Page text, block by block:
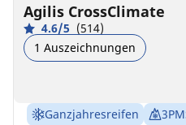
Agilis CrossClimate
4.6/5 (514)
1 Auszeichnungen
Ganzjahresreifen